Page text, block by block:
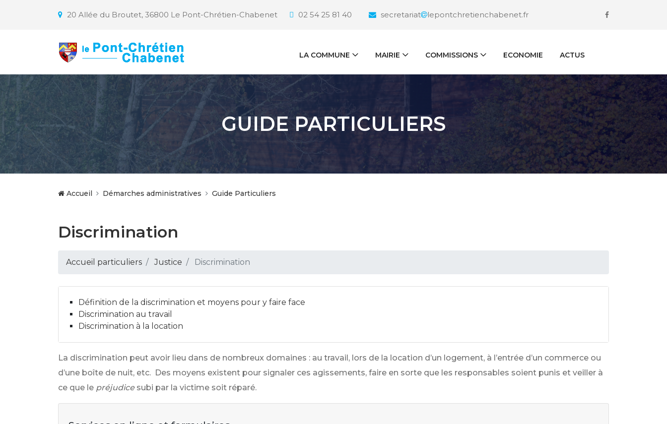
20 Allée du Broutet, 36800 Le Pont-Chrétien-Chabenet 02 54 25 81 40 secretariat lepontchretienchabenet.fr
LA COMMUNE MAIRIE COMMISSIONS ECONOMIE ACTUS
GUIDE PARTICULIERS
Accueil Démarches administratives Guide Particuliers
Discrimination
Accueil particuliers Justice Discrimination
Définition de la discrimination et moyens pour y faire face
Discrimination au travail
Discrimination à la location
La discrimination peut avoir lieu dans de nombreux domaines : au travail, lors de la location d’un logement, à l’entrée d’un commerce ou
d’une boîte de nuit, etc. Des moyens existent pour signaler ces agissements, faire en sorte que les responsables soient punis et veiller à
ce que le préjudice subi par la victime soit réparé.